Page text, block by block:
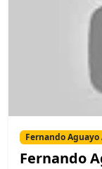
Fernando Aguayo
Fernando